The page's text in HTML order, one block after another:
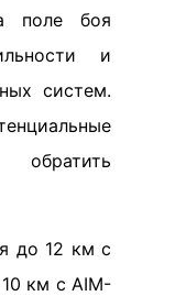
поле боя
и
систем.
до 12 км с
км с AIM-